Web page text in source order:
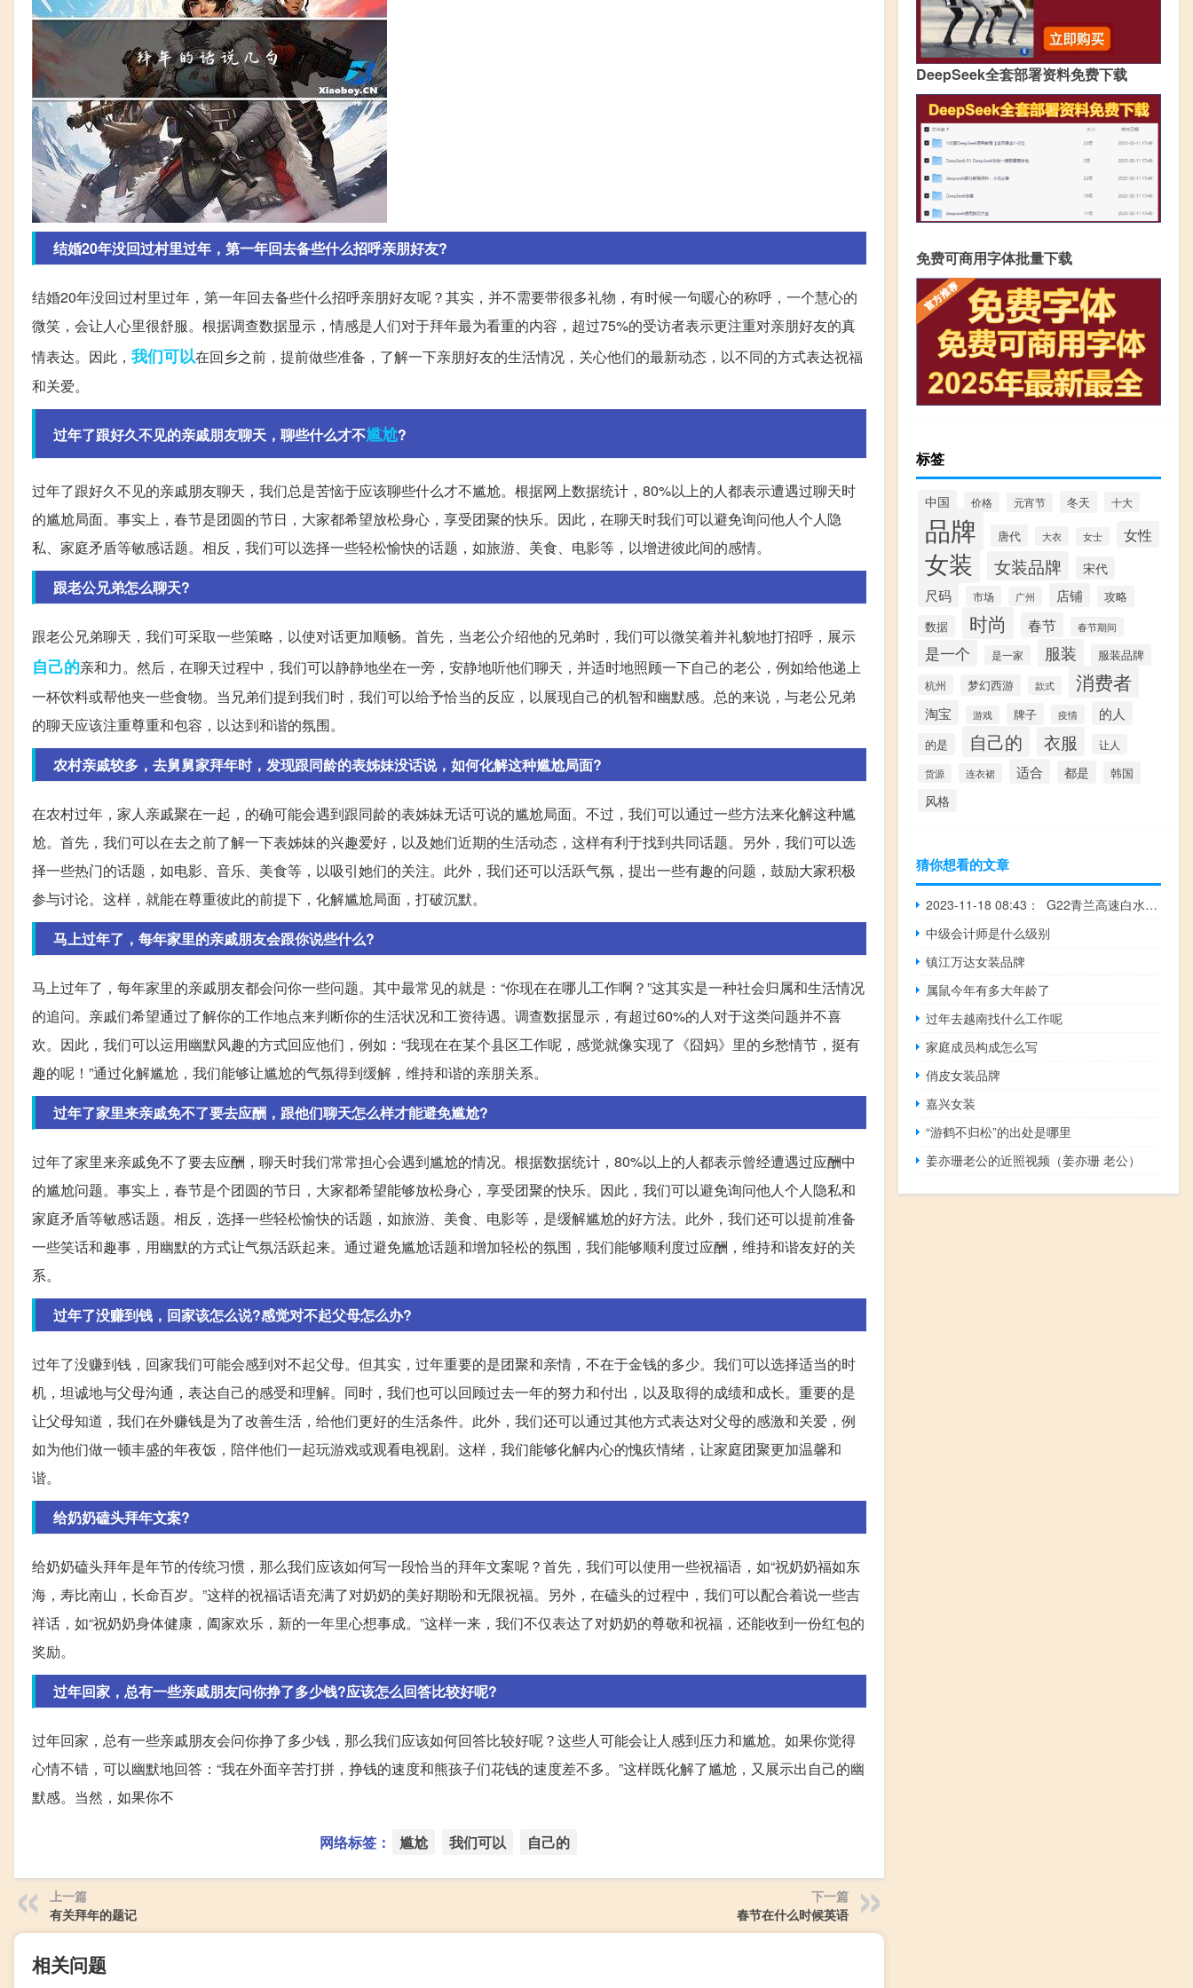
结婚20年没回过村里过年，第一年回去备些什么招呼亲朋好友?
结婚20年没回过村里过年，第一年回去备些什么招呼亲朋好友呢？其实，并不需要带很多礼物，有时候一句暖心的称呼，一个慧心的
微笑，会让人心里很舒服。根据调查数据显示，情感是人们对于拜年最为看重的内容，超过75%的受访者表示更注重对亲朋好友的真
情表达。因此， 我们可以在回乡之前，提前做些准备，了解一下亲朋好友的生活情况，关心他们的最新动态，以不同的方式表达祝福
和关爱。
过年了跟好久不见的亲戚朋友聊天，聊些什么才不尴尬?
过年了跟好久不见的亲戚朋友聊天，我们总是苦恼于应该聊些什么才不尴尬。根据网上数据统计，80%以上的人都表示遭遇过聊天时
的尴尬局面。事实上，春节是团圆的节日，大家都希望放松身心，享受团聚的快乐。因此，在聊天时我们可以避免询问他人个人隐
私、家庭矛盾等敏感话题。相反，我们可以选择一些轻松愉快的话题，如旅游、美食、电影等，以增进彼此间的感情。
跟老公兄弟怎么聊天?
跟老公兄弟聊天，我们可采取一些策略，以使对话更加顺畅。首先，当老公介绍他的兄弟时，我们可以微笑着并礼貌地打招呼，展示
自己的亲和力。然后，在聊天过程中，我们可以静静地坐在一旁，安静地听他们聊天，并适时地照顾一下自己的老公，例如给他递上
一杯饮料或帮他夹一些食物。当兄弟们提到我们时，我们可以给予恰当的反应，以展现自己的机智和幽默感。总的来说，与老公兄弟
的聊天应该注重尊重和包容，以达到和谐的氛围。
农村亲戚较多，去舅舅家拜年时，发现跟同龄的表姊妹没话说，如何化解这种尴尬局面?
在农村过年，家人亲戚聚在一起，的确可能会遇到跟同龄的表姊妹无话可说的尴尬局面。不过，我们可以通过一些方法来化解这种尴
尬。首先，我们可以在去之前了解一下表姊妹的兴趣爱好，以及她们近期的生活动态，这样有利于找到共同话题。另外，我们可以选
择一些热门的话题，如电影、音乐、美食等，以吸引她们的关注。此外，我们还可以活跃气氛，提出一些有趣的问题，鼓励大家积极
参与讨论。这样，就能在尊重彼此的前提下，化解尴尬局面，打破沉默。
马上过年了，每年家里的亲戚朋友会跟你说些什么?
马上过年了，每年家里的亲戚朋友都会问你一些问题。其中最常见的就是：“你现在在哪儿工作啊？”这其实是一种社会归属和生活情况
的追问。亲戚们希望通过了解你的工作地点来判断你的生活状况和工资待遇。调查数据显示，有超过60%的人对于这类问题并不喜
欢。因此，我们可以运用幽默风趣的方式回应他们，例如：“我现在在某个县区工作呢，感觉就像实现了《囧妈》里的乡愁情节，挺有
趣的呢！”通过化解尴尬，我们能够让尴尬的气氛得到缓解，维持和谐的亲朋关系。
过年了家里来亲戚免不了要去应酬，跟他们聊天怎么样才能避免尴尬?
过年了家里来亲戚免不了要去应酬，聊天时我们常常担心会遇到尴尬的情况。根据数据统计，80%以上的人都表示曾经遭遇过应酬中
的尴尬问题。事实上，春节是个团圆的节日，大家都希望能够放松身心，享受团聚的快乐。因此，我们可以避免询问他人个人隐私和
家庭矛盾等敏感话题。相反，选择一些轻松愉快的话题，如旅游、美食、电影等，是缓解尴尬的好方法。此外，我们还可以提前准备
一些笑话和趣事，用幽默的方式让气氛活跃起来。通过避免尴尬话题和增加轻松的氛围，我们能够顺利度过应酬，维持和谐友好的关
系。
过年了没赚到钱，回家该怎么说?感觉对不起父母怎么办?
过年了没赚到钱，回家我们可能会感到对不起父母。但其实，过年重要的是团聚和亲情，不在于金钱的多少。我们可以选择适当的时
机，坦诚地与父母沟通，表达自己的感受和理解。同时，我们也可以回顾过去一年的努力和付出，以及取得的成绩和成长。重要的是
让父母知道，我们在外赚钱是为了改善生活，给他们更好的生活条件。此外，我们还可以通过其他方式表达对父母的感激和关爱，例
如为他们做一顿丰盛的年夜饭，陪伴他们一起玩游戏或观看电视剧。这样，我们能够化解内心的愧疚情绪，让家庭团聚更加温馨和
谐。
给奶奶磕头拜年文案?
给奶奶磕头拜年是年节的传统习惯，那么我们应该如何写一段恰当的拜年文案呢？首先，我们可以使用一些祝福语，如“祝奶奶福如东
海，寿比南山，长命百岁。”这样的祝福话语充满了对奶奶的美好期盼和无限祝福。另外，在磕头的过程中，我们可以配合着说一些吉
祥话，如“祝奶奶身体健康，阖家欢乐，新的一年里心想事成。”这样一来，我们不仅表达了对奶奶的尊敬和祝福，还能收到一份红包的
奖励。
过年回家，总有一些亲戚朋友问你挣了多少钱?应该怎么回答比较好呢?
过年回家，总有一些亲戚朋友会问你挣了多少钱，那么我们应该如何回答比较好呢？这些人可能会让人感到压力和尴尬。如果你觉得
心情不错，可以幽默地回答：“我在外面辛苦打拼，挣钱的速度和熊孩子们花钱的速度差不多。”这样既化解了尴尬，又展示出自己的幽
默感。当然，如果你不
网络标签： 尴尬 我们可以 自己的
上一篇
有关拜年的题记
下一篇
春节在什么时候英语
相关问题
DeepSeek全套部署资料免费下载
免费可商用字体批量下载
标签
中国 价格 元宵节 冬天 十大
品牌 唐代 大衣 女士 女性
女装 女装品牌 宋代
尺码 市场 广州 店铺 攻略
数据 时尚 春节 春节期间
是一个 是一家 服装 服装品牌
杭州 梦幻西游 款式 消费者
淘宝 游戏 牌子 疫情 的人
的是 自己的 衣服 让人
货源 连衣裙 适合 都是 韩国
风格
猜你想看的文章
2023-11-18 08:43： G22青兰高速白水收费站附近至平凉西收费站附近K1530~K1572段往兰州方向进行养护施工，期间道路半幅单车道通行。请途经车辆减速慢行，注意行车安全。预计11月18日18时结束。 ​​​
中级会计师是什么级别
镇江万达女装品牌
属鼠今年有多大年龄了
过年去越南找什么工作呢
家庭成员构成怎么写
俏皮女装品牌
嘉兴女装
“游鹤不归松”的出处是哪里
姜亦珊老公的近照视频（姜亦珊 老公）